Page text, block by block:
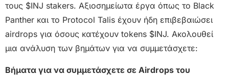
τους $INJ stakers. Αξιοσημείωτα έργα όπως το Black
Panther και το Protocol Talis έχουν ήδη επιβεβαιώσει
airdrops για όσους κατέχουν tokens $INJ. Ακολουθεί
μια ανάλυση των βημάτων για να συμμετάσχετε:
Βήματα για να συμμετάσχετε σε Airdrops του